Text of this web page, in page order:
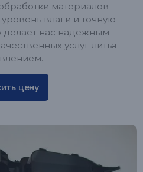
материалов
влаги и точную
делает нас надежным
услуг литья
цену